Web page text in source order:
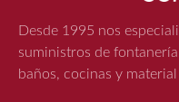
Desde 1995 nos
suministros de
baños, cocinas y